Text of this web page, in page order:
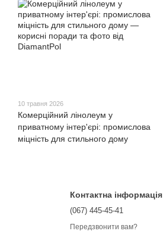
10 травня 2026
Комерційний лінолеум у
приватному інтер'єрі: промислова
міцність для стильного дому
Контактна інформація
(067) 445-45-41
Передзвонити вам?